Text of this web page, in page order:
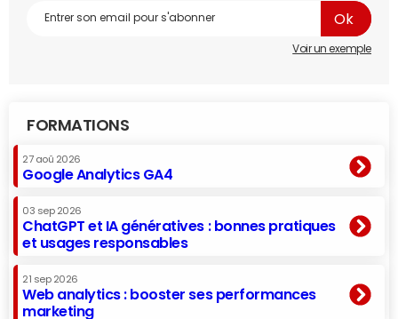
Voir un exemple
FORMATIONS
27 aoû 2026
Google Analytics GA4
03 sep 2026
ChatGPT et IA génératives : bonnes pratiques
et usages responsables
21 sep 2026
Web analytics : booster ses performances
marketing